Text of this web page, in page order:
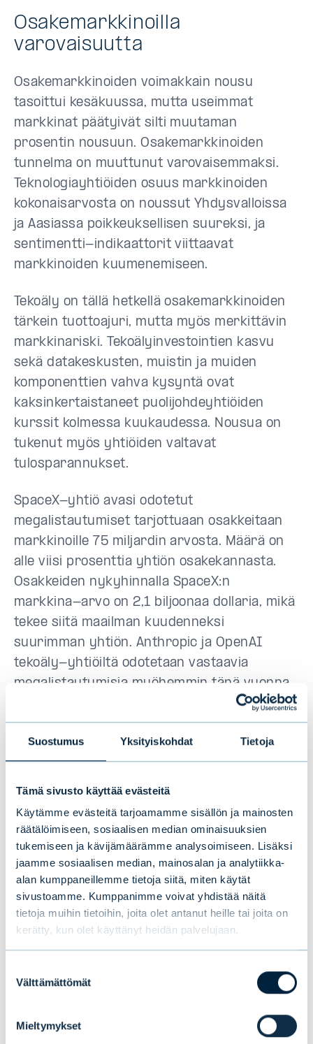
Suostumus Yksityiskohdat Tietoja
Tämä sivusto käyttää evästeitä
Käytämme evästeitä tarjoamamme sisällön ja mainosten
räätälöimiseen, sosiaalisen median ominaisuuksien
tukemiseen ja kävijämäärämme analysoimiseen. Lisäksi
jaamme sosiaalisen median, mainosalan ja analytiikka-
alan kumppaneillemme tietoja siitä, miten käytät
sivustoamme. Kumppanimme voivat yhdistää näitä
tietoja muihin tietoihin, joita olet antanut heille tai joita on
kerätty, kun olet käyttänyt heidän palvelujaan.
valinta
Välttämättömät
Mieltymykset
Osakemarkkinoilla
varovaisuutta
Osakemarkkinoiden voimakkain nousu
tasoittui kesäkuussa, mutta useimmat
markkinat päätyivät silti muutaman
prosentin nousuun. Osakemarkkinoiden
tunnelma on muuttunut varovaisemmaksi.
Teknologiayhtiöiden osuus markkinoiden
kokonaisarvosta on noussut Yhdysvalloissa
ja Aasiassa poikkeuksellisen suureksi, ja
sentimentti-indikaattorit viittaavat
markkinoiden kuumenemiseen.
Tekoäly on tällä hetkellä osakemarkkinoiden
tärkein tuottoajuri, mutta myös merkittävin
markkinariski. Tekoälyinvestointien kasvu
sekä datakeskusten, muistin ja muiden
komponenttien vahva kysyntä ovat
kaksinkertaistaneet puolijohdeyhtiöiden
kurssit kolmessa kuukaudessa. Nousua on
tukenut myös yhtiöiden valtavat
tulosparannukset.
SpaceX-yhtiö avasi odotetut
megalistautumiset tarjottuaan osakkeitaan
markkinoille 75 miljardin arvosta. Määrä on
alle viisi prosenttia yhtiön osakekannasta.
Osakkeiden nykyhinnalla SpaceX:n
markkina-arvo on 2,1 biljoonaa dollaria, mikä
tekee siitä maailman kuudenneksi
suurimman yhtiön. Anthropic ja OpenAI
tekoäly-yhtiöiltä odotetaan vastaavia
megalistautumisia myöhemmin tänä vuonna.
Sijoitusnäkökulmasta osakeylipaino on ollut
perusteltua vahvan tuloskehityksen,
investointisyklin ja tekoälyteeman vuoksi,
aikavälin näkymät säilyvät kohtuullisen
myönteisinä. Keskeisiä muuttujia ovat
inflaation kehitys, keskuspankkien viestintä,
öljyn hinnan suunta, pitkien korkojen nousu
sekä teknologia- ja puolijohdesektorin
tulosnäkymät.
yhtiöt